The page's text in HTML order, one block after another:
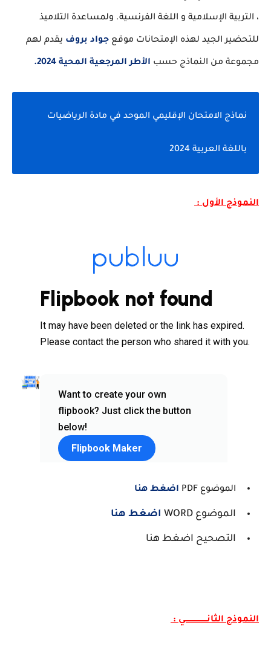
، التربية الإسلامية و اللغة الفرنسية. ولمساعدة التلاميذ
للتحضير الجيد لهذه الإمتحانات موقع جواد بروف يقدم لهم
مجموعة من النماذج حسب الأطر المرجعية المحية 2024.
نماذج الامتحان الإقليمي الموحد في مادة الرياضيات
باللغة العربية 2024
النموذج الأول :
الموضوع PDF اضغط هنا
الموضوع WORD اضغط هنا
التصحيح اضغط هنا
النموذج الثانــــــــــــــــــي :